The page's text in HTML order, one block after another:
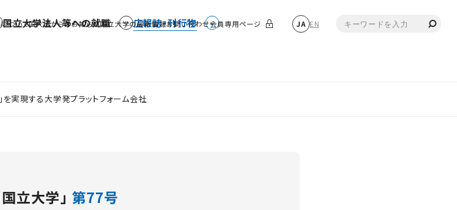
ついて国大協からのお知らせ国立大学の最新情報お問い合わせ会員専用ページ JA EN
国立大学法人等への就職 広報誌・刊行物
を実現する大学発プラットフォーム会社
立大学」 第77号